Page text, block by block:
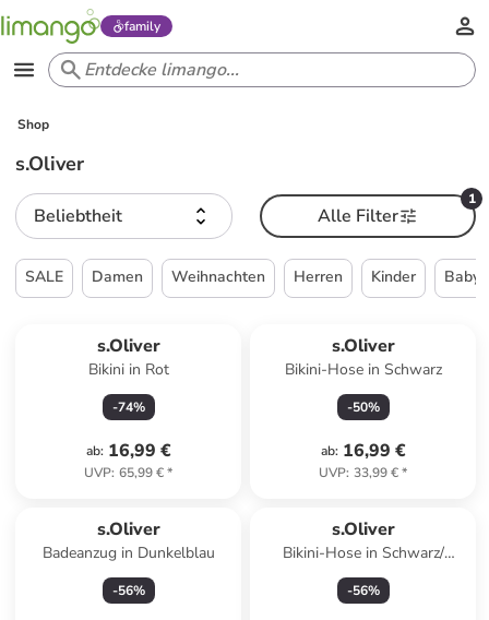
family
Shop
s.Oliver
Beliebtheit
1
Alle Filter
SALE Damen Weihnachten Herren Kinder Babys
s.Oliver
Bikini in Rot
-74%
ab: 16,99 €
UVP: 65,99 €*
s.Oliver
Bikini-Hose in Schwarz
-50%
ab: 16,99 €
UVP: 33,99 €*
s.Oliver
Badeanzug in Dunkelblau
-56%
s.Oliver
Bikini-Hose in Schwarz/
Creme
-56%